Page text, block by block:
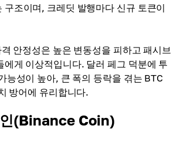
구조이며, 크레딧 발행마다 신규 토큰이
안정성은 높은 변동성을 피하고 패시브
에게 이상적입니다. 달러 페그 덕분에 투
능성이 높아, 큰 폭의 등락을 겪는 BTC
방어에 유리합니다.
(Binance Coin)